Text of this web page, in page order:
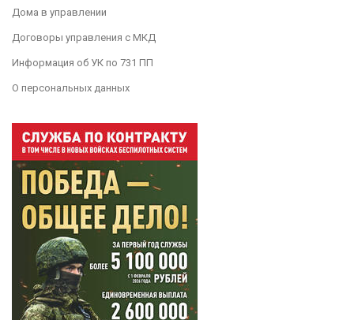
Дома в управлении
Договоры управления с МКД
Информация об УК по 731 ПП
О персональных данных